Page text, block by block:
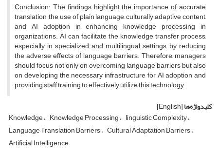
Conclusion: The findings highlight the importance of accurate
translation, the use of plain language, culturally adaptive content,
and AI adoption in enhancing knowledge processing in
organizations. AI can facilitate the knowledge transfer process,
especially in specialized and multilingual settings, by reducing
the adverse effects of language barriers. Therefore, managers
should focus not only on overcoming language barriers but also
on developing the necessary infrastructure for AI adoption and
providing staff training to effectively utilize this technology.
کلیدواژه‌ها[English]
Knowledge Knowledge Processing linguistic Complexity
Language Translation Barriers Cultural Adaptation Barriers
Artificial Intelligence